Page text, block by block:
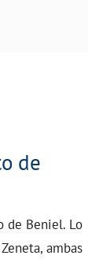
de
de Beniel. Lo
ambas